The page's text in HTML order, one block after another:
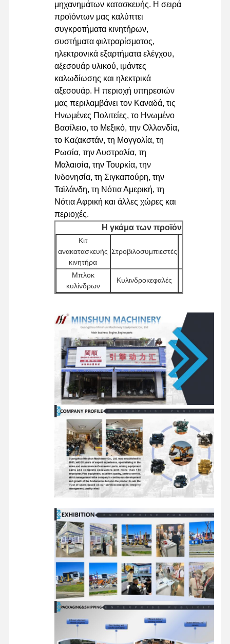
μηχανημάτων κατασκευής. Η σειρά
προϊόντων μας καλύπτει
συγκροτήματα κινητήρων,
συστήματα φιλτραρίσματος,
ηλεκτρονικά εξαρτήματα ελέγχου,
αξεσουάρ υλικού, ιμάντες
καλωδίωσης και ηλεκτρικά
αξεσουάρ. Η περιοχή υπηρεσιών
μας περιλαμβάνει τον Καναδά, τις
Ηνωμένες Πολιτείες, το Ηνωμένο
Βασίλειο, το Μεξικό, την Ολλανδία,
το Καζακστάν, τη Μογγολία, τη
Ρωσία, την Αυστραλία, τη
Μαλαισία, την Τουρκία, την
Ινδονησία, τη Σιγκαπούρη, την
Ταϊλάνδη, τη Νότια Αμερική, τη
Νότια Αφρική και άλλες χώρες και
περιοχές.
Η γκάμα των προϊόντων μας
Κιτ
ανακατασκευής
κινητήρα
Στροβιλοσυμπιεστές
Μπλοκ
κυλίνδρων
Κυλινδροκεφαλές
κινητήρα
Περιστρεφόμενα
εξαρτήματα
Βαλβίδες Διανομέα
Ταξιδιωτικές
συνελεύσεις
μηχανών